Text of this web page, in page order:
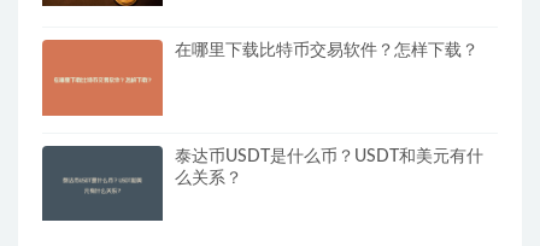
在哪里下载比特币交易软件？怎样下载？
泰达币USDT是什么币？USDT和美元有什
么关系？